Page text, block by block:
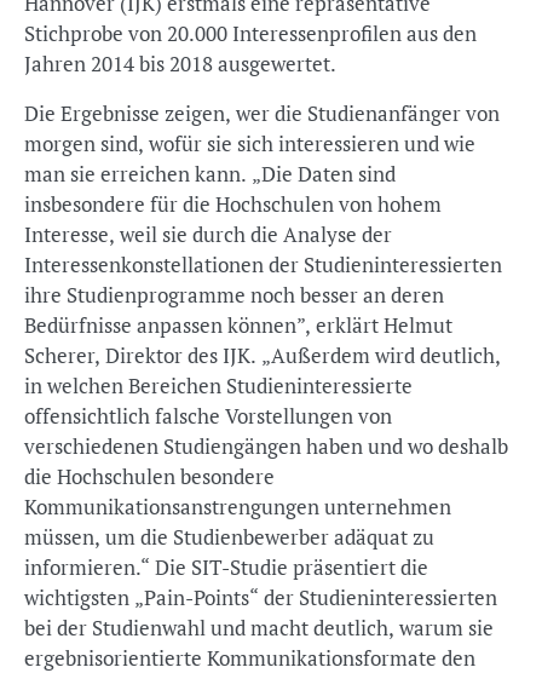
Stichprobe von 20.000 Interessenprofilen aus den
Jahren 2014 bis 2018 ausgewertet.
Die Ergebnisse zeigen, wer die Studienanfänger von
morgen sind, wofür sie sich interessieren und wie
man sie erreichen kann. „Die Daten sind
insbesondere für die Hochschulen von hohem
Interesse, weil sie durch die Analyse der
Interessenkonstellationen der Studieninteressierten
ihre Studienprogramme noch besser an deren
Bedürfnisse anpassen können”, erklärt Helmut
Scherer, Direktor des IJK. „Außerdem wird deutlich,
in welchen Bereichen Studieninteressierte
offensichtlich falsche Vorstellungen von
verschiedenen Studiengängen haben und wo deshalb
die Hochschulen besondere
Kommunikationsanstrengungen unternehmen
müssen, um die Studienbewerber adäquat zu
informieren.“ Die SIT-Studie präsentiert die
wichtigsten „Pain-Points“ der Studieninteressierten
bei der Studienwahl und macht deutlich, warum sie
ergebnisorientierte Kommunikationsformate den